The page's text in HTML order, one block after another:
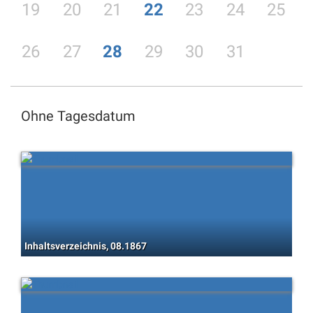
19 20 21 22 23 24 25
26 27 28 29 30 31
Ohne Tagesdatum
Inhaltsverzeichnis, 08.1867